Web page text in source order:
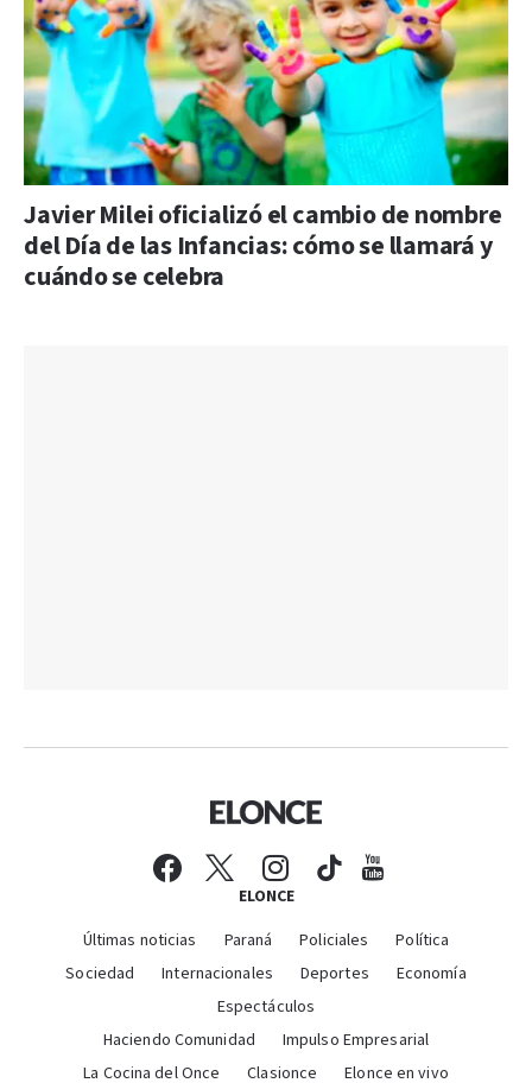
Javier Milei oficializó el cambio de nombre
del Día de las Infancias: cómo se llamará y
cuándo se celebra
ELONCE
Últimas noticias Paraná Policiales
Política
Sociedad
Internacionales Deportes
Economía
Espectáculos
Haciendo Comunidad
Impulso Empresarial
La Cocina del Once
Clasionce Elonce en vivo